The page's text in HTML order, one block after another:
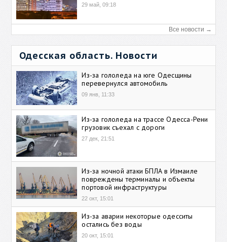
29 май, 09:18
Все новости →
Одесская область. Новости
Из-за гололеда на юге Одесщины
перевернулся автомобиль
09 янв, 11:33
Из-за гололеда на трассе Одесса-Рени
грузовик съехал с дороги
27 дек, 21:51
Из-за ночной атаки БПЛА в Измаиле
повреждены терминалы и объекты
портовой инфраструктуры
22 окт, 15:01
Из-за аварии некоторые одесситы
остались без воды
20 окт, 15:01